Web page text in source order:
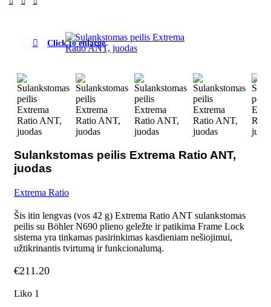
Click to enlarge
Sulankstomas peilis Extrema Ratio ANT,
juodas
Extrema Ratio
Šis itin lengvas (vos 42 g) Extrema Ratio ANT sulankstomas
peilis su Böhler N690 plieno geležte ir patikima Frame Lock
sistema yra tinkamas pasirinkimas kasdieniam nešiojimui,
užtikrinantis tvirtumą ir funkcionalumą.
€211.20
Liko 1